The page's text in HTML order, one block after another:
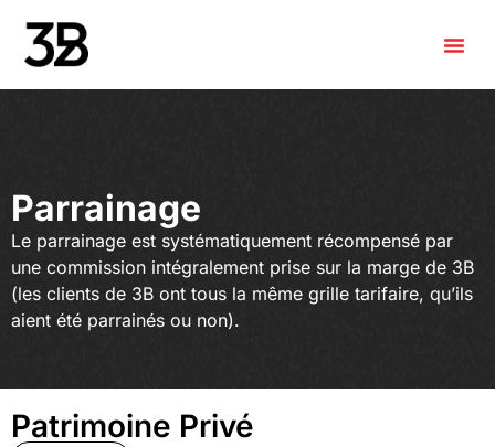
Parrainage
Le parrainage est systématiquement récompensé par
une commission intégralement prise sur la marge de 3B
(les clients de 3B ont tous la même grille tarifaire, qu’ils
aient été parrainés ou non).
Patrimoine Privé